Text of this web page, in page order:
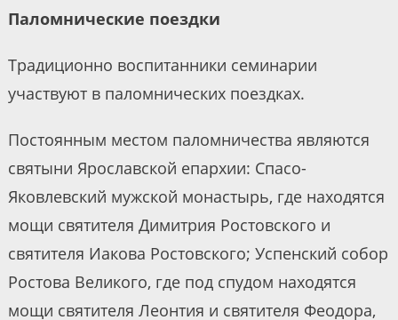
Паломнические поездки
Традиционно воспитанники семинарии
участвуют в паломнических поездках.
Постоянным местом паломничества являются
святыни Ярославской епархии: Спасо-
Яковлевский мужской монастырь, где находятся
мощи святителя Димитрия Ростовского и
святителя Иакова Ростовского; Успенский собор
Ростова Великого, где под спудом находятся
мощи святителя Леонтия и святителя Феодора,